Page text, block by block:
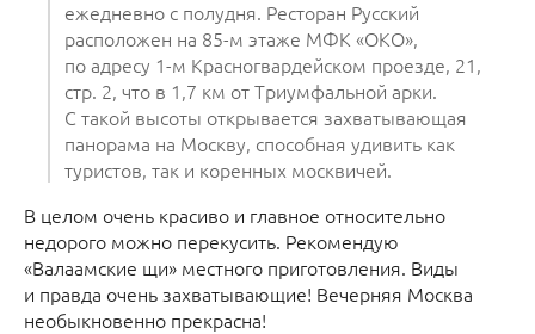
ежедневно с полудня. Ресторан Русский
расположен на 85-м этаже МФК «ОКО»,
по адресу 1-м Красногвардейском проезде, 21,
стр. 2, что в 1,7 км от Триумфальной арки.
С такой высоты открывается захватывающая
панорама на Москву, способная удивить как
туристов, так и коренных москвичей.
В целом очень красиво и главное относительно
недорого можно перекусить. Рекомендую
«Валаамские щи» местного приготовления. Виды
и правда очень захватывающие! Вечерняя Москва
необыкновенно прекрасна!